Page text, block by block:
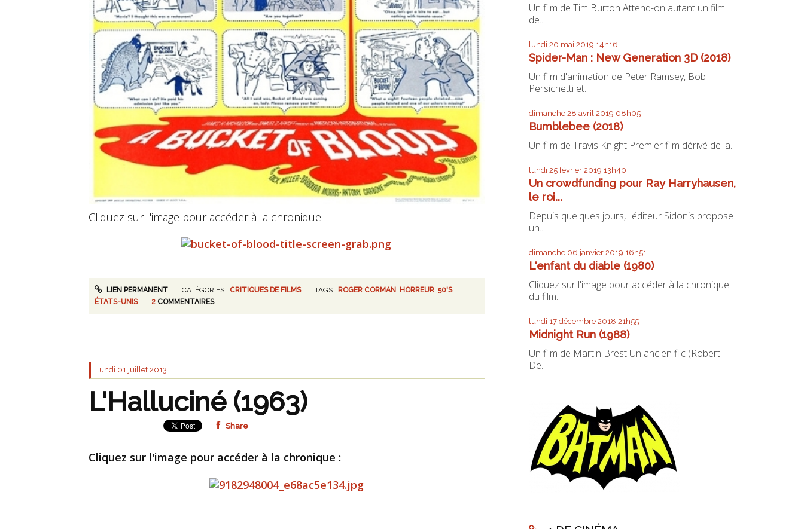
Cliquez sur l'image pour accéder à la chronique :
LIEN PERMANENT CATÉGORIES : CRITIQUES DE FILMS TAGS : ROGER CORMAN , HORREUR,50'S,
ÉTATS-UNIS
2 COMMENTAIRES
lundi 01 juillet 2013
L'Halluciné (1963)
Share
Cliquez sur l'image pour accéder à la chronique :
Un film de Tim Burton Attend-on autant un film
de...
lundi 20 mai 2019 14h16
Spider-Man : New Generation 3D (2018)
Un film d'animation de Peter Ramsey, Bob
Persichetti et...
dimanche 28 avril 2019 08h05
Bumblebee (2018)
Un film de Travis Knight Premier film dérivé de la...
lundi 25 février 2019 13h40
Un crowdfunding pour Ray Harryhausen,
le roi...
Depuis quelques jours, l'éditeur Sidonis propose
un...
dimanche 06 janvier 2019 16h51
L'enfant du diable (1980)
Cliquez sur l'image pour accéder à la chronique
du film...
lundi 17 décembre 2018 21h55
Midnight Run (1988)
Un film de Martin Brest Un ancien flic (Robert
De...